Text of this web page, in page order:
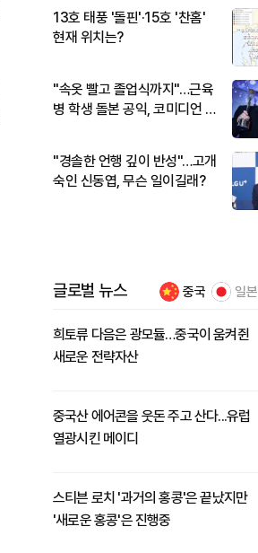
13호 태풍 '돌핀'·15호 '찬홈'
현재 위치는?
"속옷 빨고 졸업식까지"…근육
병 학생 돌본 공익, 코미디언 김
"경솔한 언행 깊이 반성"…고개
숙인 신동엽, 무슨 일이길래?
글로벌 뉴스 중국 일본
희토류 다음은 광모듈…중국이 움켜쥔
새로운 전략자산
중국산 에어콘을 웃돈 주고 산다...유럽
열광시킨 메이디
스티븐 로치 '과거의 홍콩'은 끝났지만
'새로운 홍콩'은 진행중